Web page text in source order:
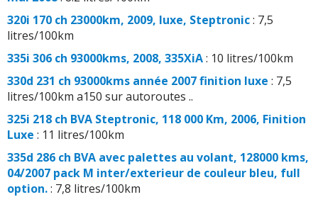
320i 170 ch 23000km, 2009, luxe, Steptronic: 7,5
litres/100km
335i 306 ch 93000kms, 2008, 335XiA: 10 litres/100km
330d 231 ch 93000kms année 2007 finition luxe : 7,5
litres/100km a150 sur autoroutes ..
325i 218 ch BVA Steptronic, 118 000 Km, 2006, Finition
Luxe : 11 litres/100km
335d 286 ch BVA avec palettes au volant, 128000 kms,
04/2007 pack M inter/exterieur de couleur bleu, full
option.: 7,8 litres/100km